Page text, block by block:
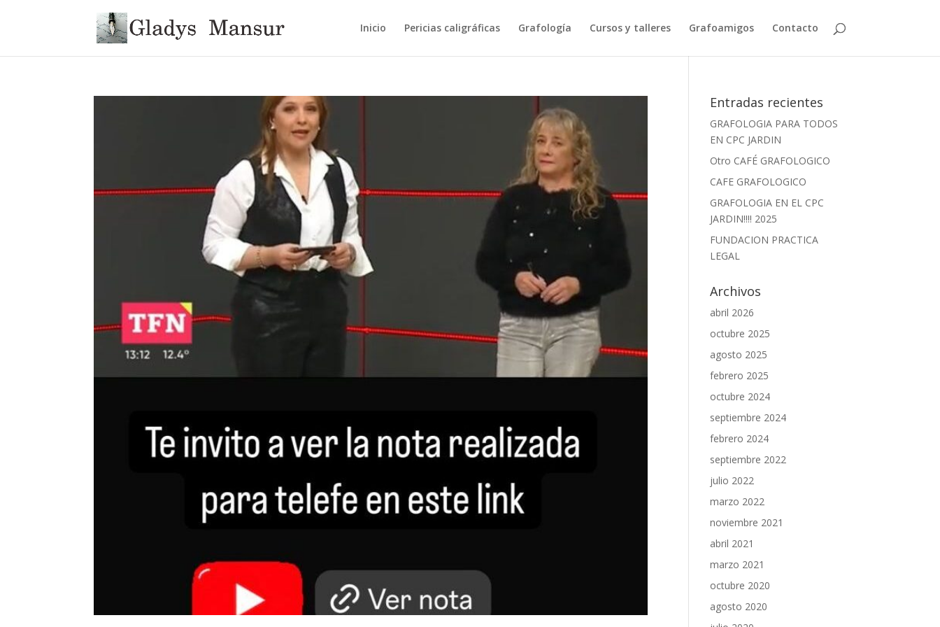
Inicio Pericias caligráficas Grafología Cursos y talleres Grafoamigos Contacto
Entradas recientes
GRAFOLOGIA PARA TODOS
EN CPC JARDIN
Otro CAFÉ GRAFOLOGICO
CAFE GRAFOLOGICO
GRAFOLOGIA EN EL CPC
JARDIN!!!! 2025
FUNDACION PRACTICA
LEGAL
Archivos
abril 2026
octubre 2025
agosto 2025
febrero 2025
octubre 2024
septiembre 2024
febrero 2024
septiembre 2022
julio 2022
marzo 2022
noviembre 2021
abril 2021
marzo 2021
octubre 2020
agosto 2020